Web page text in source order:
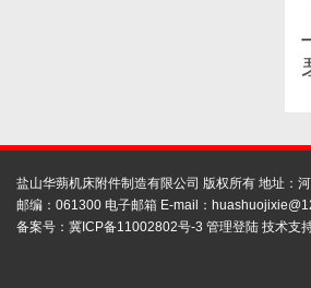
盐山华蒴机床附件制造有限公司 版权所有 地址：
邮编：061300 电子邮箱 E-mail：
备案号： 冀ICP备11002802号-3 管理登陆 技术支